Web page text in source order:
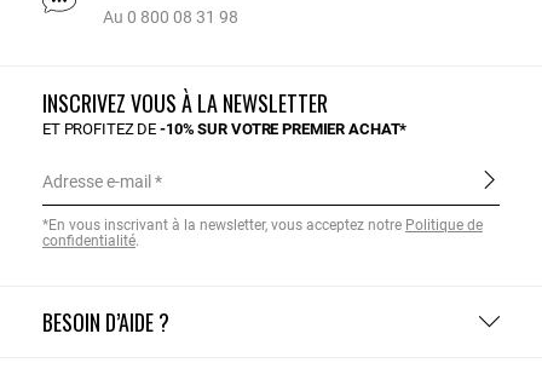
Au 0 800 08 31 98
BESOIN D’AIDE ?
INSCRIVEZ VOUS À LA NEWSLETTER
ET PROFITEZ DE-10% SUR VOTRE PREMIER ACHAT*
Adresse e-mail
*En vous inscrivant à la newsletter, vous acceptez notre Politique de
confidentialité.